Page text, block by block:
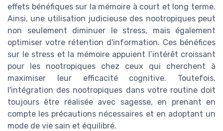
effets bénéfiques sur la mémoire à court et long terme.
Ainsi, une utilisation judicieuse des nootropiques peut
non seulement diminuer le stress, mais également
optimiser votre rétention d'information. Ces bénéfices
sur le stress et la mémoire appuient l’intérêt croissant
pour les nootropiques chez ceux qui cherchent à
maximiser leur efficacité cognitive. Toutefois,
l'intégration des nootropiques dans votre routine doit
toujours être réalisée avec sagesse, en prenant en
compte les précautions nécessaires et en adoptant un
mode de vie sain et équilibré.